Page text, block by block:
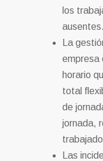
los
ausentes.
La
empresa
horario
total
de
jornada,
Las